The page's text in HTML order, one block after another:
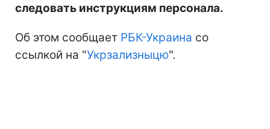
следовать инструкциям персонала.
Об этом сообщает РБК-Украина со
ссылкой на "Укрзализныцю".